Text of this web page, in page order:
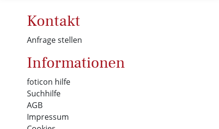
Kontakt
Anfrage stellen
Informationen
foticon hilfe
Suchhilfe
AGB
Impressum